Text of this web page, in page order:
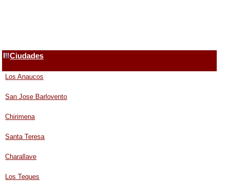
Ciudades
Los Anaucos
San Jose Barlovento
Chirimena
Santa Teresa
Charallave
Los Teques